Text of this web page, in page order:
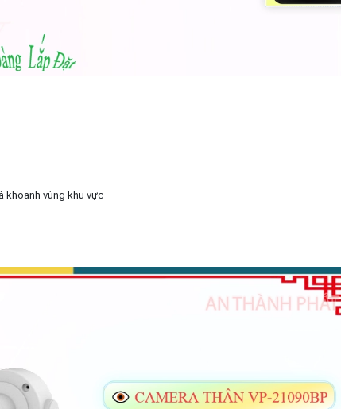
khoanh vùng khu vực